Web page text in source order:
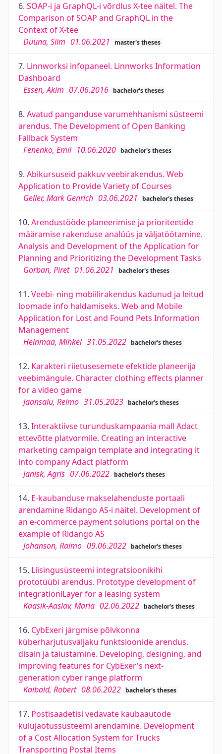
6. SOAP-i ja GraphQL-i võrdlus X-tee näitel. The
Comparison of SOAP and GraphQL in the
Context of X-tee
Düüna, Siim 01.06.2021 master's theses
7. Linnworksi infopaneel. Linnworks Information
Dashboard
Essen, Akim 07.06.2016 bachelor's theses
8. Avatud panganduse varumehhanismi süsteemi
arendus. The Development of Open Banking
Fallback System
Fenenko, Emil 10.06.2020 bachelor's theses
9. Abikursuseid pakkuv veebirakendus. Web
Application to Provide Variety of Courses
Geller, Mark Genrich 03.06.2021 bachelor's theses
10. Arendustööde planeerimise ja prioriteetide
määramise rakenduse analüüs ja väljatöötamine.
Analysis and Development of the Application for
Planning and Prioritizing the Development Tasks
Gorban, Piret 01.06.2021 bachelor's theses
11. Veebi- ning mobiilirakendus kadunud ja leitud
loomade info haldamiseks. Web and Mobile
Application for Lost and Found Pets Information
Management
Heinmaa, Mihkel 31.05.2022 bachelor's theses
12. Karakteri riietusesemete efektide planeerija
veebimängule. Character clothing effects planner
for a video game
Jaansalu, Reimo 31.05.2023 bachelor's theses
13. Interaktiivse turunduskampaania mall Adact
ettevõtte platvormile. Creating an interactive
marketing campaign template and integrating it
into company Adact platform
Janisk, Agris 07.06.2022 bachelor's theses
14. E-kaubanduse makselahenduste portaali
arendamine Ridango AS-i näitel. Development of
an e-commerce payment solutions portal on the
example of Ridango AS
Johanson, Raimo 09.06.2022 bachelor's theses
15. Liisingusüsteemi integratsioonikihi
prototüübi arendus. Prototype development of
integrationlLayer for a leasing system
Kaasik-Aaslav, Maria 02.06.2022 bachelor's theses
16. CybExeri järgmise põlvkonna
küberharjutusväljaku funktsioonide arendus,
disain ja täiustamine. Developing, designing, and
improving features for CybExer's next-
generation cyber range platform
Kaibald, Robert 08.06.2022 bachelor's theses
17. Postisaadetisi vedavate kaubaautode
kulujaotussüsteemi arendamine. Development
of a Cost Allocation System for Trucks
Transporting Postal Items